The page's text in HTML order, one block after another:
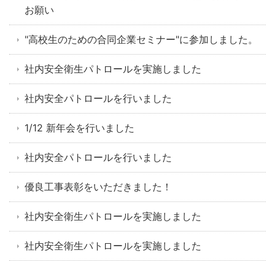
お願い
"高校生のための合同企業セミナー"に参加しました。
社内安全衛生パトロールを実施しました
社内安全パトロールを行いました
1/12 新年会を行いました
社内安全パトロールを行いました
優良工事表彰をいただきました！
社内安全衛生パトロールを実施しました
社内安全衛生パトロールを実施しました